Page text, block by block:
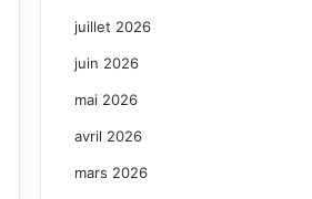
juillet 2026
juin 2026
mai 2026
avril 2026
mars 2026